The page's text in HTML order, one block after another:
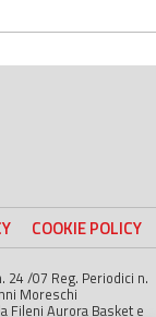
COOKIE POLICY
24 /07 Reg. Periodici n.
Moreschi
Fileni Aurora Basket e